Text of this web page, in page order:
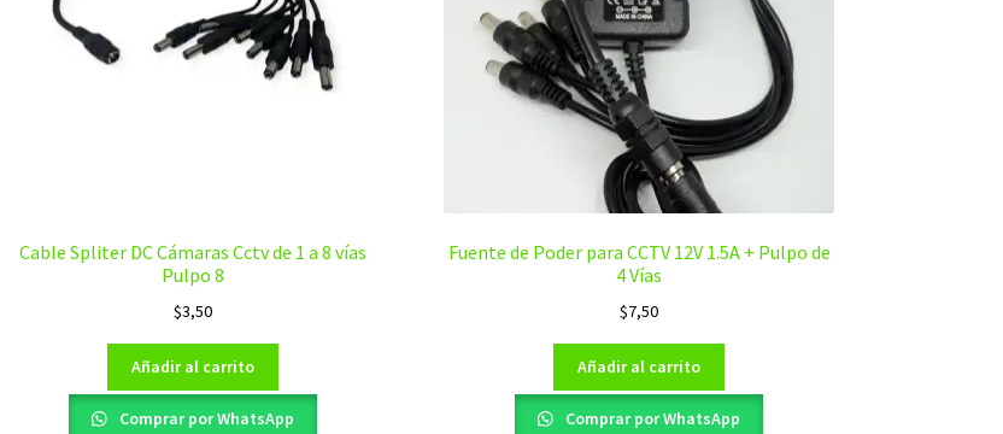
Cable Spliter DC Cámaras Cctv de 1 a 8 vías
Pulpo 8
$3,50
Añadir al carrito
Comprar por WhatsApp
Fuente de Poder para CCTV 12V 1.5A + Pulpo de
4 Vías
$7,50
Añadir al carrito
Comprar por WhatsApp